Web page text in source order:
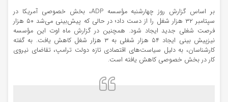
بر اساس گزارش روز چهارشنبه مؤسسه ADP، بخش خصوصی آمریکا در
سپتامبر ۳۲ هزار شغل را از دست داد؛ در حالی که پیش‌بینی می‌شد ۵۰ هزار
فرصت شغلی جدید ایجاد شود. همچنین در گزارش ماه اوت این مؤسسه
نیزپیش بینی ایجاد ۵۴ هزار شغلی به ۳ هزار شغل کاهش یافت. به گفته
کارشناسان، به دلیل سیاست‌های اقتصادی تازه دولت ترامپ، تقاضای نیروی
کار در بخش خصوصی کاهش یافته است.